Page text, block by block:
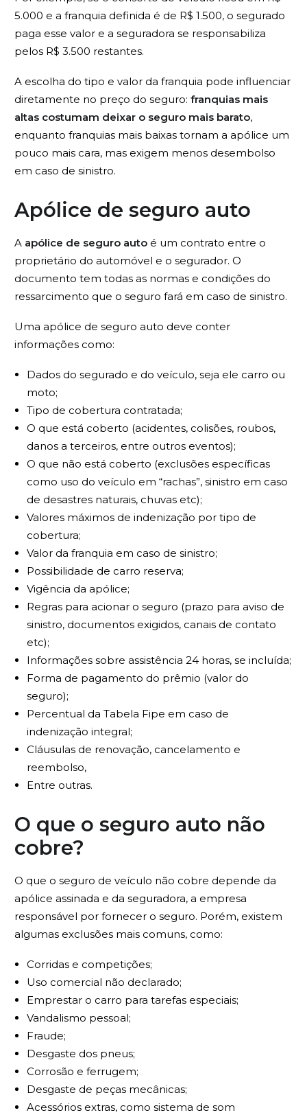
5.000 e a franquia definida é de R$ 1.500, o segurado
paga esse valor e a seguradora se responsabiliza
pelos R$ 3.500 restantes.
A escolha do tipo e valor da franquia pode influenciar
diretamente no preço do seguro: franquias mais
altas costumam deixar o seguro mais barato,
enquanto franquias mais baixas tornam a apólice um
pouco mais cara, mas exigem menos desembolso
em caso de sinistro.
Apólice de seguro auto
A apólice de seguro auto é um contrato entre o
proprietário do automóvel e o segurador. O
documento tem todas as normas e condições do
ressarcimento que o seguro fará em caso de sinistro.
Uma apólice de seguro auto deve conter
informações como:
Dados do segurado e do veículo, seja ele carro ou
moto;
Tipo de cobertura contratada;
O que está coberto (acidentes, colisões, roubos,
danos a terceiros, entre outros eventos);
O que não está coberto (exclusões específicas
como uso do veículo em “rachas”, sinistro em caso
de desastres naturais, chuvas etc);
Valores máximos de indenização por tipo de
cobertura;
Valor da franquia em caso de sinistro;
Possibilidade de carro reserva;
Vigência da apólice;
Regras para acionar o seguro (prazo para aviso de
sinistro, documentos exigidos, canais de contato
etc);
Informações sobre assistência 24 horas, se incluída;
Forma de pagamento do prêmio (valor do
seguro);
Percentual da Tabela Fipe em caso de
indenização integral;
Cláusulas de renovação, cancelamento e
reembolso,
Entre outras.
O que o seguro auto não
cobre?
O que o seguro de veículo não cobre depende da
apólice assinada e da seguradora, a empresa
responsável por fornecer o seguro. Porém, existem
algumas exclusões mais comuns, como:
Corridas e competições;
Uso comercial não declarado;
Emprestar o carro para tarefas especiais;
Vandalismo pessoal;
Fraude;
Desgaste dos pneus;
Corrosão e ferrugem;
Desgaste de peças mecânicas;
Acessórios extras, como sistema de som